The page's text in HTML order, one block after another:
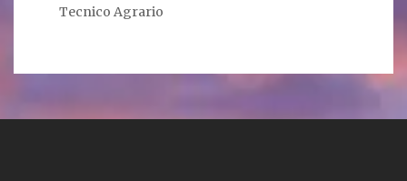
Tecnico Agrario